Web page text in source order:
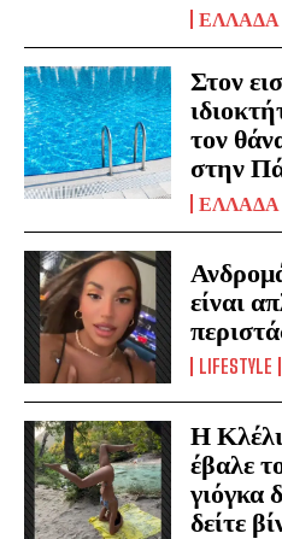
ΕΛΛΑΔΑ
Στον
τον
στην
ΕΛΛΑΔΑ
είναι
LIFESTYLE
Η
έβαλε
γιόγκα
δείτε